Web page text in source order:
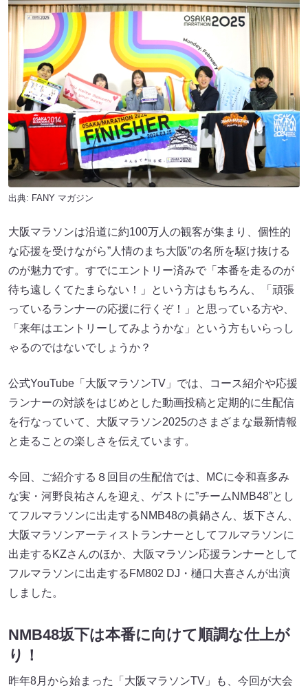
出典: FANY マガジン
大阪マラソンは沿道に約100万人の観客が集まり、個性的
な応援を受けながら”人情のまち大阪”の名所を駆け抜ける
のが魅力です。すでにエントリー済みで「本番を走るのが
待ち遠しくてたまらない！」という方はもちろん、「頑張
っているランナーの応援に行くぞ！」と思っている方や、
「来年はエントリーしてみようかな」という方もいらっし
ゃるのではないでしょうか？
公式YouTube「大阪マラソンTV」では、コース紹介や応援
ランナーの対談をはじめとした動画投稿と定期的に生配信
を行なっていて、大阪マラソン2025のさまざまな最新情報
と走ることの楽しさを伝えています。
今回、ご紹介する８回目の生配信では、MCに令和喜多み
な実・河野良祐さんを迎え、ゲストに”チームNMB48”とし
てフルマラソンに出走するNMB48の眞鍋さん、坂下さん、
大阪マラソンアーティストランナーとしてフルマラソンに
出走するKZさんのほか、大阪マラソン応援ランナーとして
フルマラソンに出走するFM802 DJ・樋口大喜さんが出演
しました。
NMB48坂下は本番に向けて順調な仕上が
り！
昨年8月から始まった「大阪マラソンTV」も、今回が大会